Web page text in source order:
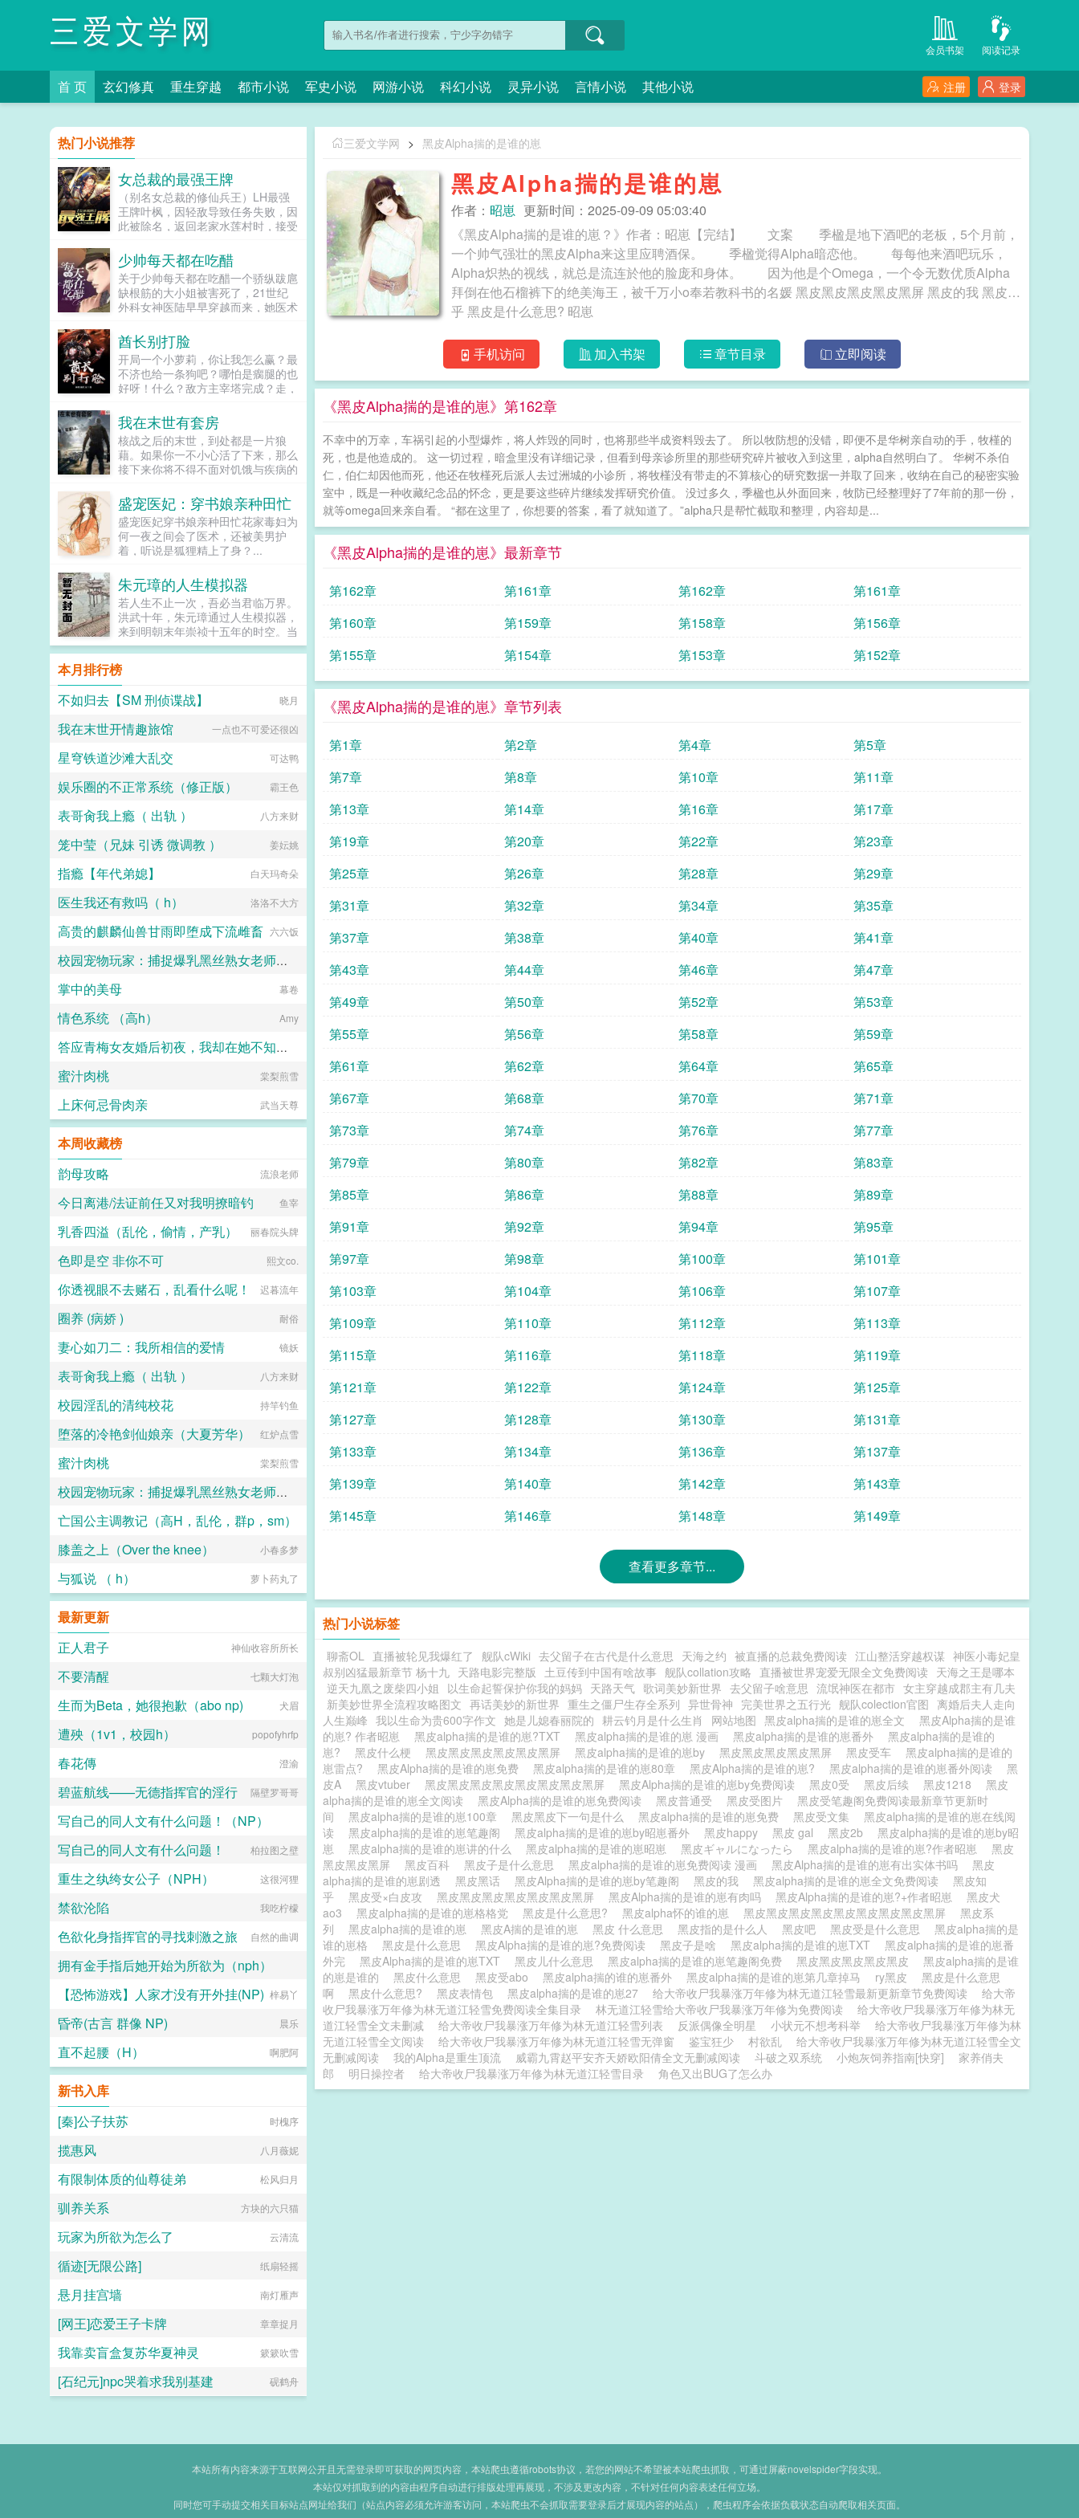
三爱文学网 阅读记录
会员书架
首 页 玄幻修真 重生穿越 都市小说 军史小说 网游小说 科幻小说 灵异小说 言情小说 其他小说 登录
注册
三爱文学网 > 黑皮Alpha揣的是谁的崽
黑皮Alpha揣的是谁的崽
作者： 昭崽 更新时间：2025-09-09 05:03:40
《黑皮Alpha揣的是谁的崽？》作者：昭崽【完结】 文案 季楹是地下酒吧的老板，5个月前，
一个帅气强壮的黑皮Alpha来这里应聘酒保。 季楹觉得Alpha暗恋他。 每每他来酒吧玩乐，
Alpha炽热的视线，就总是流连於他的脸庞和身体。 因为他是个Omega，一个令无数优质Alpha
拜倒在他石榴裤下的绝美海王，被千万小o奉若教科书的名媛 黑皮黑皮黑皮黑皮黑屏 黑皮的我 黑皮知
乎 黑皮是什么意思? 昭崽
手机访问 加入书架 章节目录 立即阅读
《黑皮Alpha揣的是谁的崽》第162章
不幸中的万幸，车祸引起的小型爆炸，将人炸毁的同时，也将那些半成资料毁去了。 所以牧防想的没错，即便不是华树亲自动的手，牧槿的
死，也是他造成的。 这一切过程，暗盒里没有详细记录，但看到母亲诊所里的那些研究碎片被收入到这里，alpha自然明白了。 华树不杀伯
仁，伯仁却因他而死，他还在牧槿死后派人去过洲城的小诊所，将牧槿没有带走的不算核心的研究数据一并取了回来，收纳在自己的秘密实验
室中，既是一种收藏纪念品的怀念，更是要这些碎片继续发挥研究价值。 没过多久，季楹也从外面回来，牧防已经整理好了7年前的那一份，
就等omega回来亲自看。 “都在这里了，你想要的答案，看了就知道了。”alpha只是帮忙截取和整理，内容却是...
《黑皮Alpha揣的是谁的崽》最新章节
第162章 第161章 第162章
第161章
第160章
第159章 第158章
第156章
第155章
第154章 第153章 第152章
《黑皮Alpha揣的是谁的崽》章节列表
第1章 第2章 第4章
第5章
第7章
第8章 第10章
第11章
第13章
第14章 第16章
第17章
第19章
第20章 第22章
第23章
第25章
第26章 第28章
第29章
第31章
第32章 第34章
第35章
第37章
第38章 第40章
第41章
第43章
第44章 第46章
第47章
第49章
第50章 第52章
第53章
第55章
第56章 第58章
第59章
第61章
第62章 第64章
第65章
第67章
第68章 第70章
第71章
第73章
第74章 第76章
第77章
第79章
第80章 第82章
第83章
第85章
第86章 第88章
第89章
第91章
第92章 第94章
第95章
第97章
第98章 第100章
第101章
第103章
第104章 第106章
第107章
第109章
第110章 第112章
第113章
第115章
第116章 第118章
第119章
第121章
第122章 第124章
第125章
第127章
第128章 第130章
第131章
第133章
第134章 第136章
第137章
第139章
第140章 第142章
第143章
第145章
第146章 第148章 第149章
查看更多章节...
热门小说标签
聊斋OL 直播被轮见我爆红了 舰队cWiki 去父留子在古代是什么意思 天海之约 被直播的总裁免费阅读 江山整活穿越权谋 神医小毒妃皇
叔别凶猛最新章节 杨十九 天路电影完整版 土豆传到中国有啥故事 舰队collation攻略 直播被世界宠爱无限全文免费阅读 天海之王是哪本
逆天九凰之废柴四小姐
以生命起誓保护你我的妈妈 天路天气 歌词美妙新世界 去父留子啥意思 流氓神医在都市 女主穿越成郡主有几夫
新美妙世界全流程攻略图文 再话美妙的新世界 重生之僵尸生存全系列 异世骨神 完美世界之五行光 舰队colection官图 离婚后夫人走向
人生巅峰 我以生命为贵600字作文 她是儿媳春丽院的 耕云钓月是什么生肖 网站地图 黑皮alpha揣的是谁的崽全文
黑皮Alpha揣的是谁
的崽? 作者昭崽
黑皮alpha揣的是谁的崽?TXT 黑皮alpha揣的是谁的崽 漫画 黑皮alpha揣的是谁的崽番外
黑皮alpha揣的是谁的
崽?
黑皮什么梗 黑皮黑皮黑皮黑皮黑皮黑屏 黑皮alpha揣的是谁的崽by 黑皮黑皮黑皮黑皮黑屏 黑皮受车
黑皮alpha揣的是谁的
崽雷点?
黑皮Alpha揣的是谁的崽免费 黑皮alpha揣的是谁的崽80章 黑皮Alpha揣的是谁的崽? 黑皮alpha揣的是谁的崽番外阅读
黑
皮A
黑皮vtuber 黑皮黑皮黑皮黑皮黑皮黑皮黑皮黑屏 黑皮Alpha揣的是谁的崽by免费阅读 黑皮0受 黑皮后续 黑皮1218
黑皮
alpha揣的是谁的崽全文阅读
黑皮Alpha揣的是谁的崽免费阅读 黑皮普通受 黑皮受图片
黑皮受笔趣阁免费阅读最新章节更新时
间
黑皮alpha揣的是谁的崽100章 黑皮黑皮下一句是什么 黑皮alpha揣的是谁的崽免费 黑皮受文集
黑皮alpha揣的是谁的崽在线阅
读
黑皮alpha揣的是谁的崽笔趣阁 黑皮alpha揣的是谁的崽by昭崽番外 黑皮happy 黑皮 gal 黑皮2b
黑皮alpha揣的是谁的崽by昭
崽
黑皮alpha揣的是谁的崽讲的什么 黑皮alpha揣的是谁的崽昭崽 黑皮ギャルになったら 黑皮alpha揣的是谁的崽?作者昭崽
黑皮
黑皮黑皮黑屏
黑皮百科 黑皮子是什么意思 黑皮alpha揣的是谁的崽免费阅读 漫画 黑皮Alpha揣的是谁的崽有出实体书吗
黑皮
alpha揣的是谁的崽剧透
黑皮黑话 黑皮Alpha揣的是谁的崽by笔趣阁 黑皮的我 黑皮alpha揣的是谁的崽全文免费阅读
黑皮知
乎
黑皮受×白皮攻 黑皮黑皮黑皮黑皮黑皮黑皮黑屏 黑皮Alpha揣的是谁的崽有肉吗 黑皮Alpha揣的是谁的崽?+作者昭崽
黑皮犬
ao3
黑皮alpha揣的是谁的崽格格党 黑皮是什么意思? 黑皮alpha怀的谁的崽 黑皮黑皮黑皮黑皮黑皮黑皮黑皮黑皮黑屏
黑皮系
列
黑皮alpha揣的是谁的崽 黑皮A揣的是谁的崽 黑皮 什么意思 黑皮指的是什么人 黑皮吧 黑皮受是什么意思
黑皮alpha揣的是
谁的崽格
黑皮是什么意思 黑皮Alpha揣的是谁的崽?免费阅读 黑皮子是啥 黑皮alpha揣的是谁的崽TXT
黑皮alpha揣的是谁的崽番
外完
黑皮Alpha揣的是谁的崽TXT 黑皮儿什么意思 黑皮alpha揣的是谁的崽笔趣阁免费 黑皮黑皮黑皮黑皮黑皮
黑皮alpha揣的是谁
的崽是谁的
黑皮什么意思 黑皮受abo 黑皮alpha揣的谁的崽番外 黑皮alpha揣的是谁的崽第几章掉马 ry黑皮
黑皮是什么意思
啊
黑皮什么意思? 黑皮表情包 黑皮alpha揣的是谁的崽27 给大帝收尸我暴涨万年修为林无道江轻雪最新更新章节免费阅读
给大帝
收尸我暴涨万年修为林无道江轻雪免费阅读全集目录
林无道江轻雪给大帝收尸我暴涨万年修为免费阅读
给大帝收尸我暴涨万年修为林无
道江轻雪全文未删减
给大帝收尸我暴涨万年修为林无道江轻雪列表 反派偶像全明星 小状元不想考科举
给大帝收尸我暴涨万年修为林
无道江轻雪全文阅读
给大帝收尸我暴涨万年修为林无道江轻雪无弹窗 鉴宝狂少 村欲乱
给大帝收尸我暴涨万年修为林无道江轻雪全文
无删减阅读
我的Alpha是重生顶流 威霸九霄赵平安齐天娇欧阳倩全文无删减阅读 斗破之双系统 小炮灰饲养指南[快穿]
家养俏夫
郎
明日操控者 给大帝收尸我暴涨万年修为林无道江轻雪目录 角色又出BUG了怎么办
热门小说推荐
女总裁的最强王牌
（别名女总裁的修仙兵王）LH最强
王牌叶枫，因轻敌导致任务失败，因
此被除名，返回老家水莲村时，接受
来到了平城市，给美女总裁当保镖。
坐拥天下，唯我独尊。醒掌天下权，
醉卧美人膝。九木已有230W字完本
作品（王者唐飞）和400万字完本作
品（无敌杀手俏总裁），放心入
少帅每天都在吃醋
关于少帅每天都在吃醋一个骄纵跋扈
缺根筋的大小姐被害死了，21世纪
外科女神医陆早早穿越而来，她医术
夫不爱，还有各路虎视耽耽的姨太
太，仅凭一把小小手术刀在督军府里
踩绿...
酋长别打脸
开局一个小萝莉，你让我怎么赢？最
不济也给一条狗吧？哪怕是瘸腿的也
好呀！什么？敌方主宰塔完成？走，
么就成秘书了？没关系，等一...
我在末世有套房
核战之后的末世，到处都是一片狼
藉。如果你一不小心活了下来，那么
接下来你将不得不面对饥饿与疾病的
有那些因辐射而变得奇形怪状的异种
然而对江晨来说，这里却是天堂。遍
地都是无所属的豪宅，遍地都是遗弃
的豪车，还有那无人问津的黄金与黑
科技什么？你是战前XXX游戏公司的
盛宠医妃：穿书娘亲种田忙
盛宠医妃穿书娘亲种田忙花家毒妇为
何一夜之间会了医术，还被美男护
着，听说是狐狸精上了身？...
朱元璋的人生模拟器
若人生不止一次，吾必当君临万界。
洪武十年，朱元璋通过人生模拟器，
来到明朝末年崇祯十五年的时空。当
他翻开史书，看到朱棣篡位的时候，
他忍不住皱起了眉头。看到大明战神
一战葬送百万大军，他的脸色变得有
些阴沉。而当他看到崇祯年间农民起
义遍地，大明江山危在旦夕之后彻底
一边去。什么后金，什么闯王，咱朱
血大明。...
本月排行榜
不如归去【SM 刑侦谍战】
晓月
我在末世开情趣旅馆 一点也不可爱还很凶
星穹铁道沙滩大乱交 可达鸭
娱乐圈的不正常系统（修正版） 霸王色
表哥肏我上瘾（ 出轨 ） 八方来财
笼中莹（兄妹 引诱 微调教 ） 姜妘姚
指瘾【年代弟媳】 白天玛奇朵
医生我还有救吗（ h） 洛洛不大方
高贵的麒麟仙兽甘雨即堕成下流雌畜 六六饭
校园宠物玩家：捕捉爆乳黑丝熟女老师和白丝校花
小人国国王
掌中的美母 幕卷
情色系统 （高h） Amy
答应青梅女友婚后初夜，我却在她不知道的地方被痴女们不断榨精
调酒师
蜜汁肉桃 棠梨煎雪
上床何忌骨肉亲 武当天尊
本周收藏榜
韵母攻略
流浪老师
今日离港/法证前任又对我明撩暗钓 鱼宰
乳香四溢（乱伦，偷情，产乳） 丽春院头牌
色即是空 非你不可 熙文co.
你透视眼不去赌石，乱看什么呢！ 迟暮流年
圈养 (病娇 ) 耐俗
妻心如刀二：我所相信的爱情 镜妖
表哥肏我上瘾（ 出轨 ） 八方来财
校园淫乱的清纯校花 持竿钓鱼
堕落的冷艳剑仙娘亲（大夏芳华） 红炉点雪
蜜汁肉桃 棠梨煎雪
校园宠物玩家：捕捉爆乳黑丝熟女老师和白丝校花
小人国国王
亡国公主调教记（高H，乱伦，群p，sm）
云上观鲸
膝盖之上（Over the knee） 小春多梦
与狐说 （ h） 萝卜药丸了
最新更新
正人君子
神仙收容所所长
不要清醒 七颗大灯泡
生而为Beta，她很抱歉（abo np) 犬眉
遭殃（1v1，校园h） popofyhrfp
春花傳 澄渝
碧蓝航线——无德指挥官的淫行 隔壁罗哥哥
写自己的同人文有什么问题！（NP）
柏拉图之壁
写自己的同人文有什么问题！ 柏拉图之壁
重生之纨绔女公子（NPH） 这很河狸
禁欲沦陷 我吃柠檬
色欲化身指挥官的寻找刺激之旅 自然的曲调
拥有金手指后她开始为所欲为（nph）
风浪卷卷
【恐怖游戏】人家才没有开外挂(NP) 梓易丫
昏帝(古言 群像 NP) 晨乐
直不起腰（H） 啊肥阿
新书入库
[秦]公子扶苏
时槐序
揽惠风 八月薇妮
有限制体质的仙尊徒弟 松风归月
驯养关系 方块的六只猫
玩家为所欲为怎么了 云清流
循迹[无限公路] 纸扇轻摇
悬月挂宫墙 南灯雁声
[网王]恋爱王子卡牌 章章捉月
我靠卖盲盒复苏华夏神灵 簌簌吹雪
[石纪元]npc哭着求我别基建 砚鹤舟
本站所有内容来源于互联网公开且无需登录即可获取的网页内容，本站爬虫遵循robots协议，若您的网站不希望被本站爬虫抓取，可通过屏蔽novelspider字段实现。
本站仅对抓取到的内容由程序自动进行排版处理再展现，不涉及更改内容，不针对任何内容表述任何立场。
同时您可手动提交相关目标站点网址给我们（站点内容必须允许游客访问，本站爬虫不会抓取需要登录后才展现内容的站点），爬虫程序会依据负载状态自动爬取相关页面。